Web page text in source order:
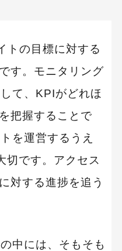
トの目標に対する
す。モニタリング
て、KPIがどれほ
把握することで
を運営するうえ
切です。アクセス
対する進捗を追う
中には、そもそも